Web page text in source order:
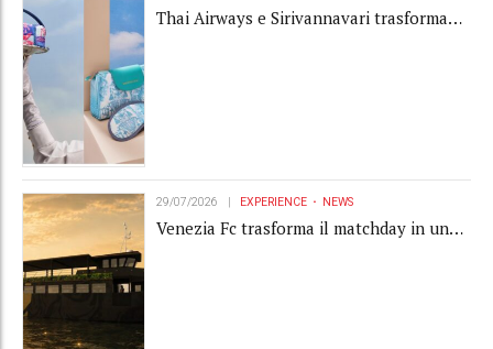
Thai Airways e Sirivannavari trasformano
29/07/2026 EXPERIENCE NEWS
Venezia Fc trasforma il matchday in una